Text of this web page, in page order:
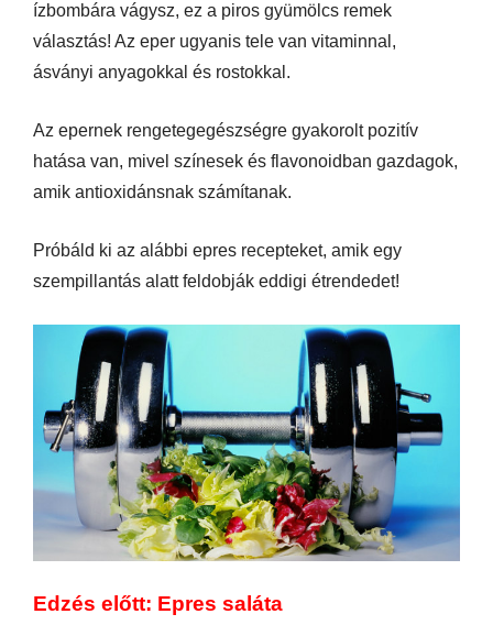
ízbombára vágysz, ez a piros gyümölcs remek
választás! Az eper ugyanis tele van vitaminnal,
ásványi anyagokkal és rostokkal.
Az epernek rengetegegészségre gyakorolt pozitív
hatása van, mivel színesek és flavonoidban gazdagok,
amik antioxidánsnak számítanak.
Próbáld ki az alábbi epres recepteket, amik egy
szempillantás alatt feldobják eddigi étrendedet!
Edzés előtt: Epres saláta